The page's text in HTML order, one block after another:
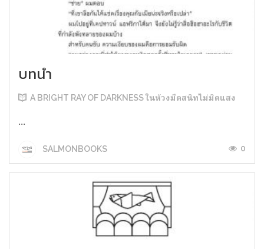
บทนำ
A BRIGHT RAY OF DARKNESS ในห้วงมืดสนิทไม่มิดแสง
...
SALMONBOOKS 0